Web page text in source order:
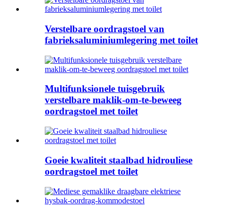
Verstelbare oordragstoel van
fabrieksaluminiumlegering met toilet
Multifunksionele tuisgebruik
verstelbare maklik-om-te-beweeg
oordragstoel met toilet
Goeie kwaliteit staalbad hidrouliese
oordragstoel met toilet